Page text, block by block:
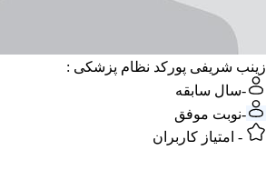
زینب شریفی پور کد نظام پزشکی :
-سال سابقه
-نوبت موفق
- امتیاز کاربران